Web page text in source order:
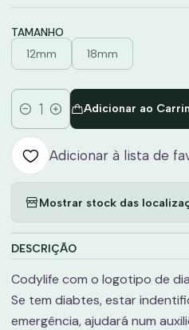
TAMANHO
12mm 18mm
Quantidade
Adicionar ao
Adicionar à lista de
Mostrar stock das
DESCRIÇÃO
Codylife com o logotipo de
Se tem diabtes, estar
emergência, ajudará num